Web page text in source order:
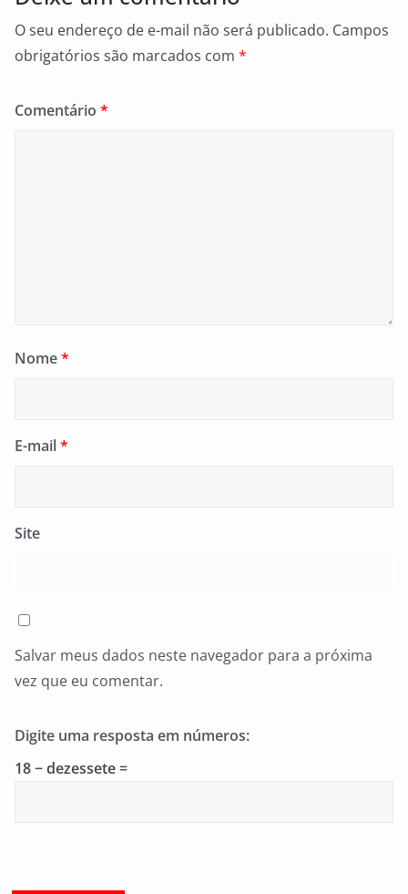
O seu endereço de e-mail não será publicado. Campos
obrigatórios são marcados com *
Comentário *
Nome*
E-mail*
Site
Salvar meus dados neste navegador para a próxima
vez que eu comentar.
Digite uma resposta em números:
18 − dezessete =